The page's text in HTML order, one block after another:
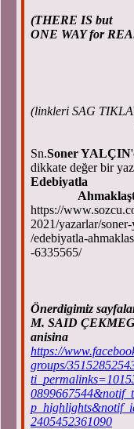
(THERE IS but
ONE WAY for
(linkleri SAG
Sn.Soner YALÇIN
dikkate değer bir
Edebiyatla
https://
2021/yazarlar/
/edebiyatla-
-6335565/
Önerdigimiz
M. SAID
anisina
https://
groups/
2405452361090